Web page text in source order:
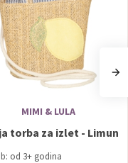
MIMI & LULA
torba za izlet - Limun
od 3+ godina